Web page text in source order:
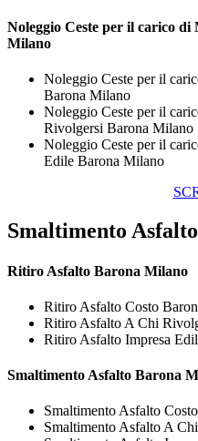
Noleggio Ceste per il carico di
Milano
Noleggio Ceste per il
Barona Milano
Noleggio Ceste per il
Rivolgersi Barona Milano
Noleggio Ceste per il
Edile Barona Milano
Smaltimento Asfalto
Ritiro Asfalto Barona Milano
Ritiro Asfalto Costo
Ritiro Asfalto A Chi
Ritiro Asfalto Impresa
Smaltimento Asfalto Barona
Smaltimento Asfalto
Smaltimento Asfalto A